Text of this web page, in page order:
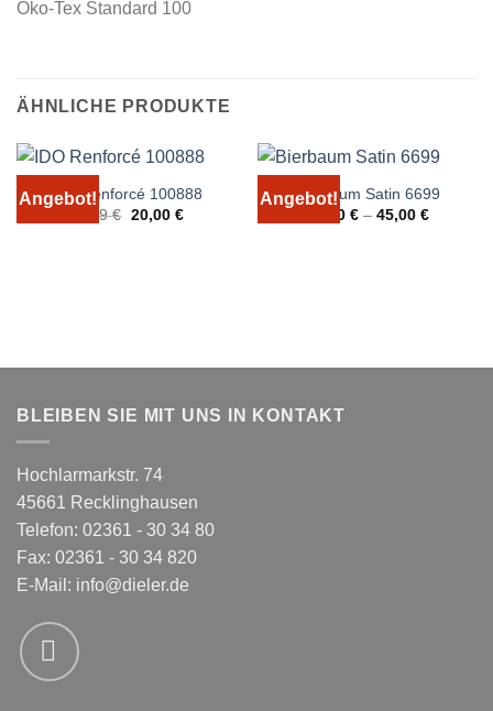
Öko-Tex Standard 100
ÄHNLICHE PRODUKTE
Angebot!
IDO Renforcé 100888
24,99€ Ursprünglicher
Preis
20,00 €Aktueller
Angebot!
Bierbaum Satin 6699
25,00 €– 45,00 €
BLEIBEN SIE MIT UNS IN KONTAKT
Hochlarmarkstr. 74
45661 Recklinghausen
Telefon: 02361 - 30 34 80
Fax: 02361 - 30 34 820
E-Mail: info@dieler.de